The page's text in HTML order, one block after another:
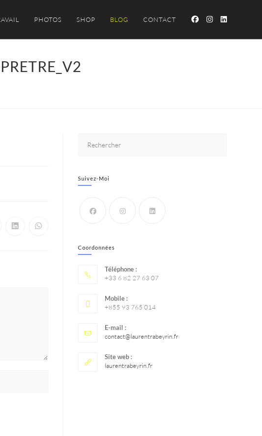
PHOTOS SHOP BLOG CONTACT
Suivez-Moi
Coordonnées
Téléphone :
+33 6 82 27 63 07
Mobile :
+855 93 765 014
E-mail :
contact@laurentrabeyrin.fr
Site web :
laurentrabeyrin.fr